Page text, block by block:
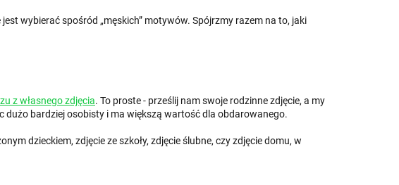
wybierać spośród „męskich” motywów. Spójrzmy razem na to, jaki
z własnego zdjęcia. To proste - prześlij nam swoje rodzinne zdjęcie, a my
bardziej osobisty i ma większą wartość dla obdarowanego.
dzieckiem, zdjęcie ze szkoły, zdjęcie ślubne, czy zdjęcie domu, w